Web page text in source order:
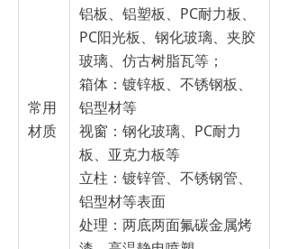
常用
材质
铝板、铝塑板、PC耐力板、
PC阳光板、钢化玻璃、夹胶
玻璃、仿古树脂瓦等；
箱体：镀锌板、不锈钢板、
铝型材等
视窗：钢化玻璃、PC耐力
板、亚克力板等
立柱：镀锌管、不锈钢管、
铝型材等表面
处理：两底两面氟碳金属烤